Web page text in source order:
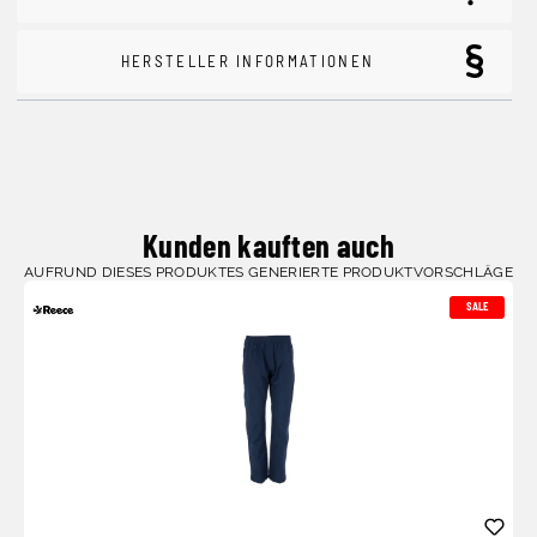
HERSTELLER INFORMATIONEN
Kunden kauften auch
AUFRUND DIESES PRODUKTES GENERIERTE PRODUKTVORSCHLÄGE
SALE